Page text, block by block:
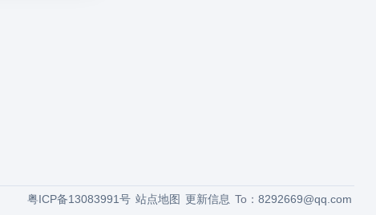
To：8292669@qq.com
更新信息
站点地图
粤ICP备13083991号